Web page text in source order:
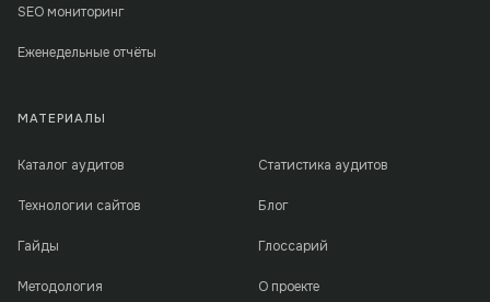
SEO мониторинг
Еженедельные отчёты
МАТЕРИАЛЫ
Каталог аудитов Статистика аудитов
Технологии сайтов Блог
Гайды Глоссарий
Методология О проекте